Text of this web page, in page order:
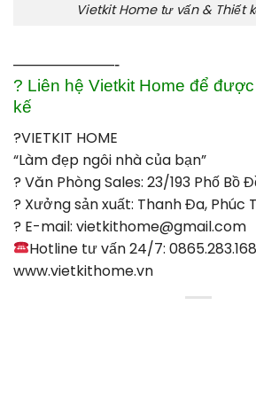
Vietkit Home tư vấn & Thiết
——————-
? Liên hệ Vietkit Home để
kế
?VIETKIT HOME
“Làm đẹp ngôi nhà của bạn”
? Văn Phòng Sales: 23/193 Phố Bồ
? Xưởng sản xuất: Thanh Đa, Phúc
? E-mail: vietkithome@gmail.com
Hotline tư vấn 24/7:
www.vietkithome.vn